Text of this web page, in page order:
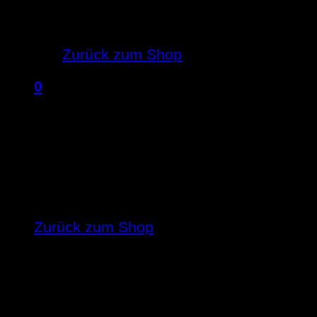
Zurück zum Shop
0
Zurück zum Shop